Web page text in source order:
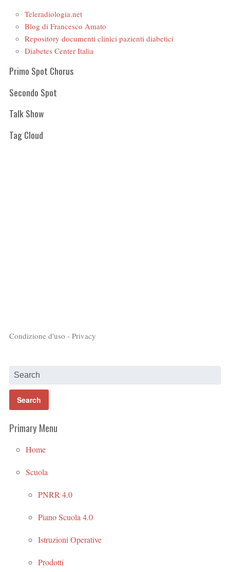
Teleradiologia.net
Blog di Francesco Amato
Repository documenti clinici pazienti diabetici
Diabetes Center Italia
Primo Spot Chorus
Secondo Spot
Talk Show
Tag Cloud
Condizione d'uso - Privacy
Primary Menu
Home
Scuola
PNRR 4.0
Piano Scuola 4.0
Istruzioni Operative
Prodotti